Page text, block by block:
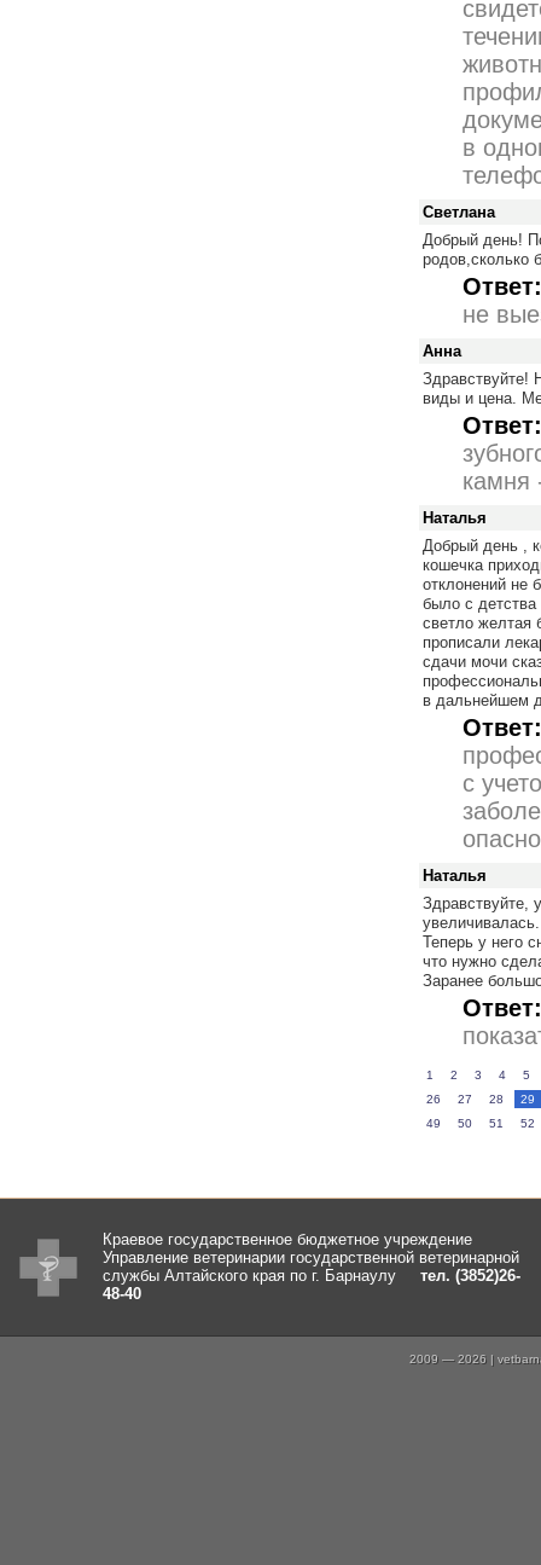
в
Светлана
Добрый день!
родов,сколько
Ответ:
не
Анна
Здравствуйте!
виды и цена.
Ответ:
камня
Наталья
Добрый день ,
кошечка
отклонений не
было с
светло желтая
прописали
сдачи мочи
в дальнейшем
Ответ:
с
Наталья
Здравствуйте,
Теперь у него
что нужно
Заранее
Ответ:
1 2 3 4
5
26
27 28
29
49
50 51 52
Краевое государственное бюджетное учреждение
Управление ветеринарии государственной ветеринарной
службы Алтайского края по г. Барнаулу
тел. (3852)26-
48-40
2009 — 2026 |